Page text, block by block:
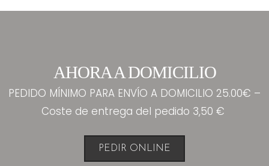
AHORA A DOMICILIO
PEDIDO MÍNIMO PARA ENVÍO A DOMICILIO 25.00€ –
Coste de entrega del pedido 3,50 €
PEDIR ONLINE